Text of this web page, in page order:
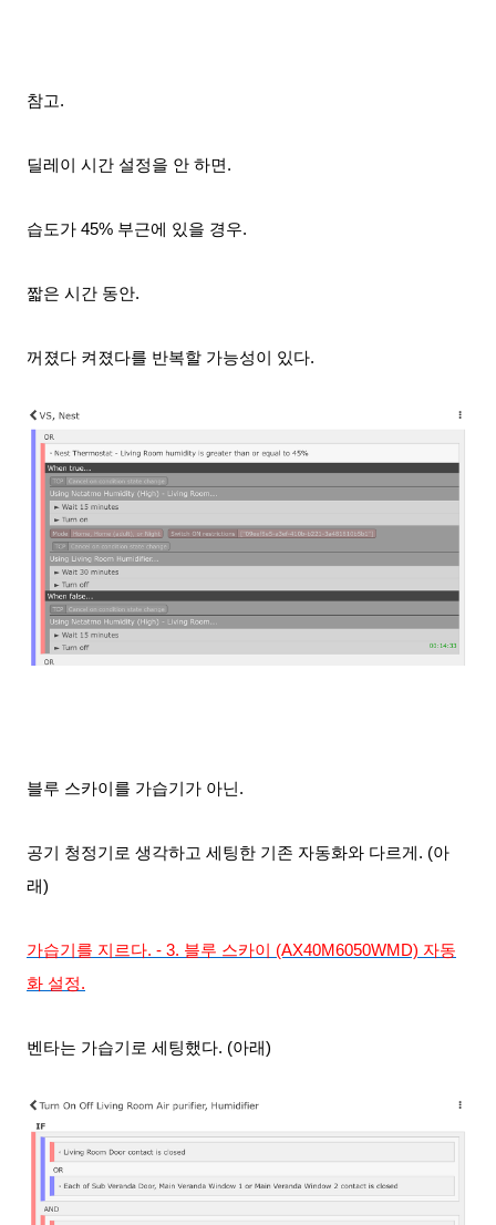
참고.
딜레이 시간 설정을 안 하면.
습도가 45% 부근에 있을 경우.
짧은 시간 동안.
꺼졌다 켜졌다를 반복할 가능성이 있다.
블루 스카이를 가습기가 아닌.
공기 청정기로 생각하고 세팅한 기존 자동화와 다르게 . (아
래)
가습기를 지르다. - 3. 블루 스카이 (AX40M6050WMD) 자동
화 설정.
벤타는 가습기로 세팅했다. (아래)